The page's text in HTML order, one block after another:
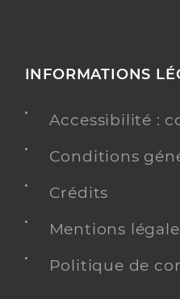
INFORMATIONS
Accessibilité :
Conditions
Crédits
Mentions
Politique de